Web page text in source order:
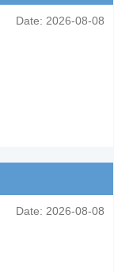
Date: 2026-08-08
Date: 2026-08-08